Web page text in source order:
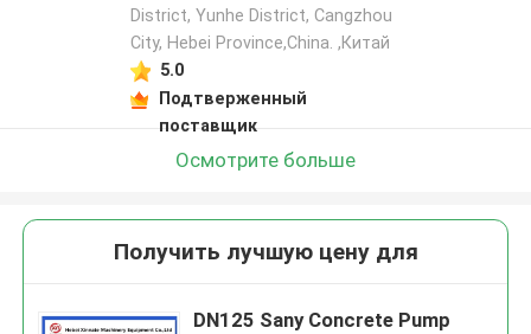
District, Yunhe District, Cangzhou
City, Hebei Province,China. ,Китай
5.0
Подтверженный
поставщик
Осмотрите больше
Получить лучшую цену для
DN125 Sany Concrete Pump